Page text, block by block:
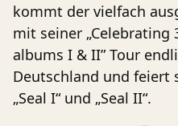
kommt der vielfach
mit seiner „Celebrating
albums I & II” Tour
Deutschland und feiert
„Seal I“ und „Seal II“.